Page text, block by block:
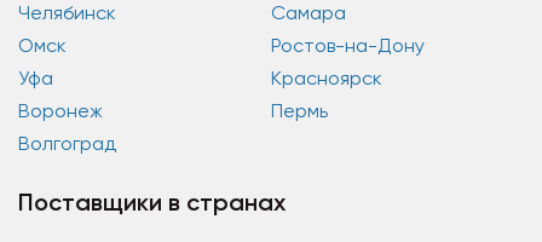
Челябинск
Самара
Омск
Ростов-на-Дону
Уфа
Красноярск
Воронеж
Пермь
Волгоград
Поставщики в странах